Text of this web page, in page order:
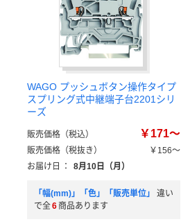
WAGO プッシュボタン操作タイプ
スプリング式中継端子台2201シリ
ーズ
販売価格（税込） ￥171～
販売価格（税抜き）
￥156～
お届け日
： 8月10日（月）
「幅(mm)」「色」「販売単位」
違い
で全6 商品あります